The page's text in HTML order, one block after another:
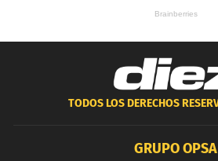
TODOS LOS DERECHOS
GRUPO OPSA